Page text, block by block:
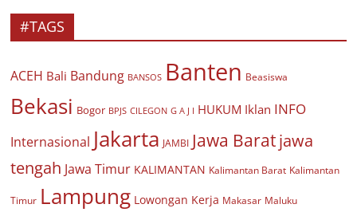
#TAGS
ACEH Bali Bandung BANSOS Banten Beasiswa
Bekasi Bogor BPJS CILEGON G A J I HUKUM Iklan INFO
Internasional Jakarta JAMBI Jawa Baratjawa
tengah Jawa Timur KALIMANTAN Kalimantan Barat Kalimantan
Timur Lampung Lowongan Kerja Makasar Maluku